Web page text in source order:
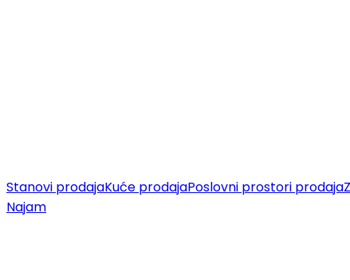
Stanovi prodajaKuće prodajaPoslovni prostori prodaja
Najam